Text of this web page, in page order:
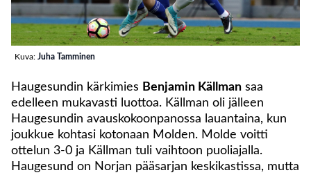
Kuva: Juha Tamminen
Haugesundin kärkimies Benjamin Källman saa
edelleen mukavasti luottoa. Källman oli jälleen
Haugesundin avauskokoonpanossa lauantaina, kun
joukkue kohtasi kotonaan Molden. Molde voitti
ottelun 3-0 ja Källman tuli vaihtoon puoliajalla.
Haugesund on Norjan pääsarjan keskikastissa, mutta